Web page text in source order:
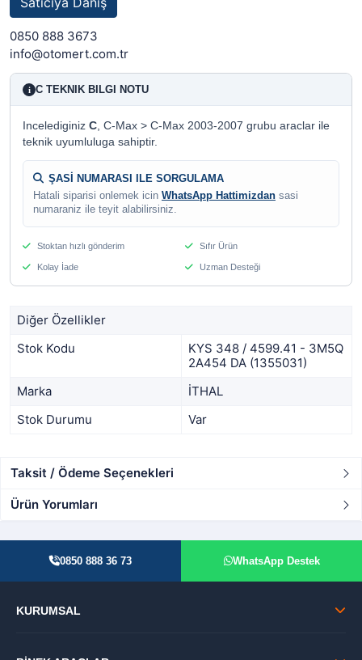
0850 888 3673
info@otomert.com.tr
i C TEKNIK BILGI NOTU
Incelediginiz C, C-Max > C-Max 2003-2007 grubu araclar ile
teknik uyumluluga sahiptir.
ŞASİ NUMARASI ILE SORGULAMA
Hatali siparisi onlemek icin WhatsApp Hattimizdan sasi
numaraniz ile teyit alabilirsiniz.
Stoktan hızlı gönderim Sıfır Ürün
Kolay İade Uzman Desteği
Diğer Özellikler
Stok Kodu
KYS 348 / 4599.41 - 3M5Q
2A454 DA (1355031)
Marka
İTHAL
Stok Durumu
Var
Taksit / Ödeme Seçenekleri
Ürün Yorumları
0850 888 36 73 WhatsApp Destek
KURUMSAL